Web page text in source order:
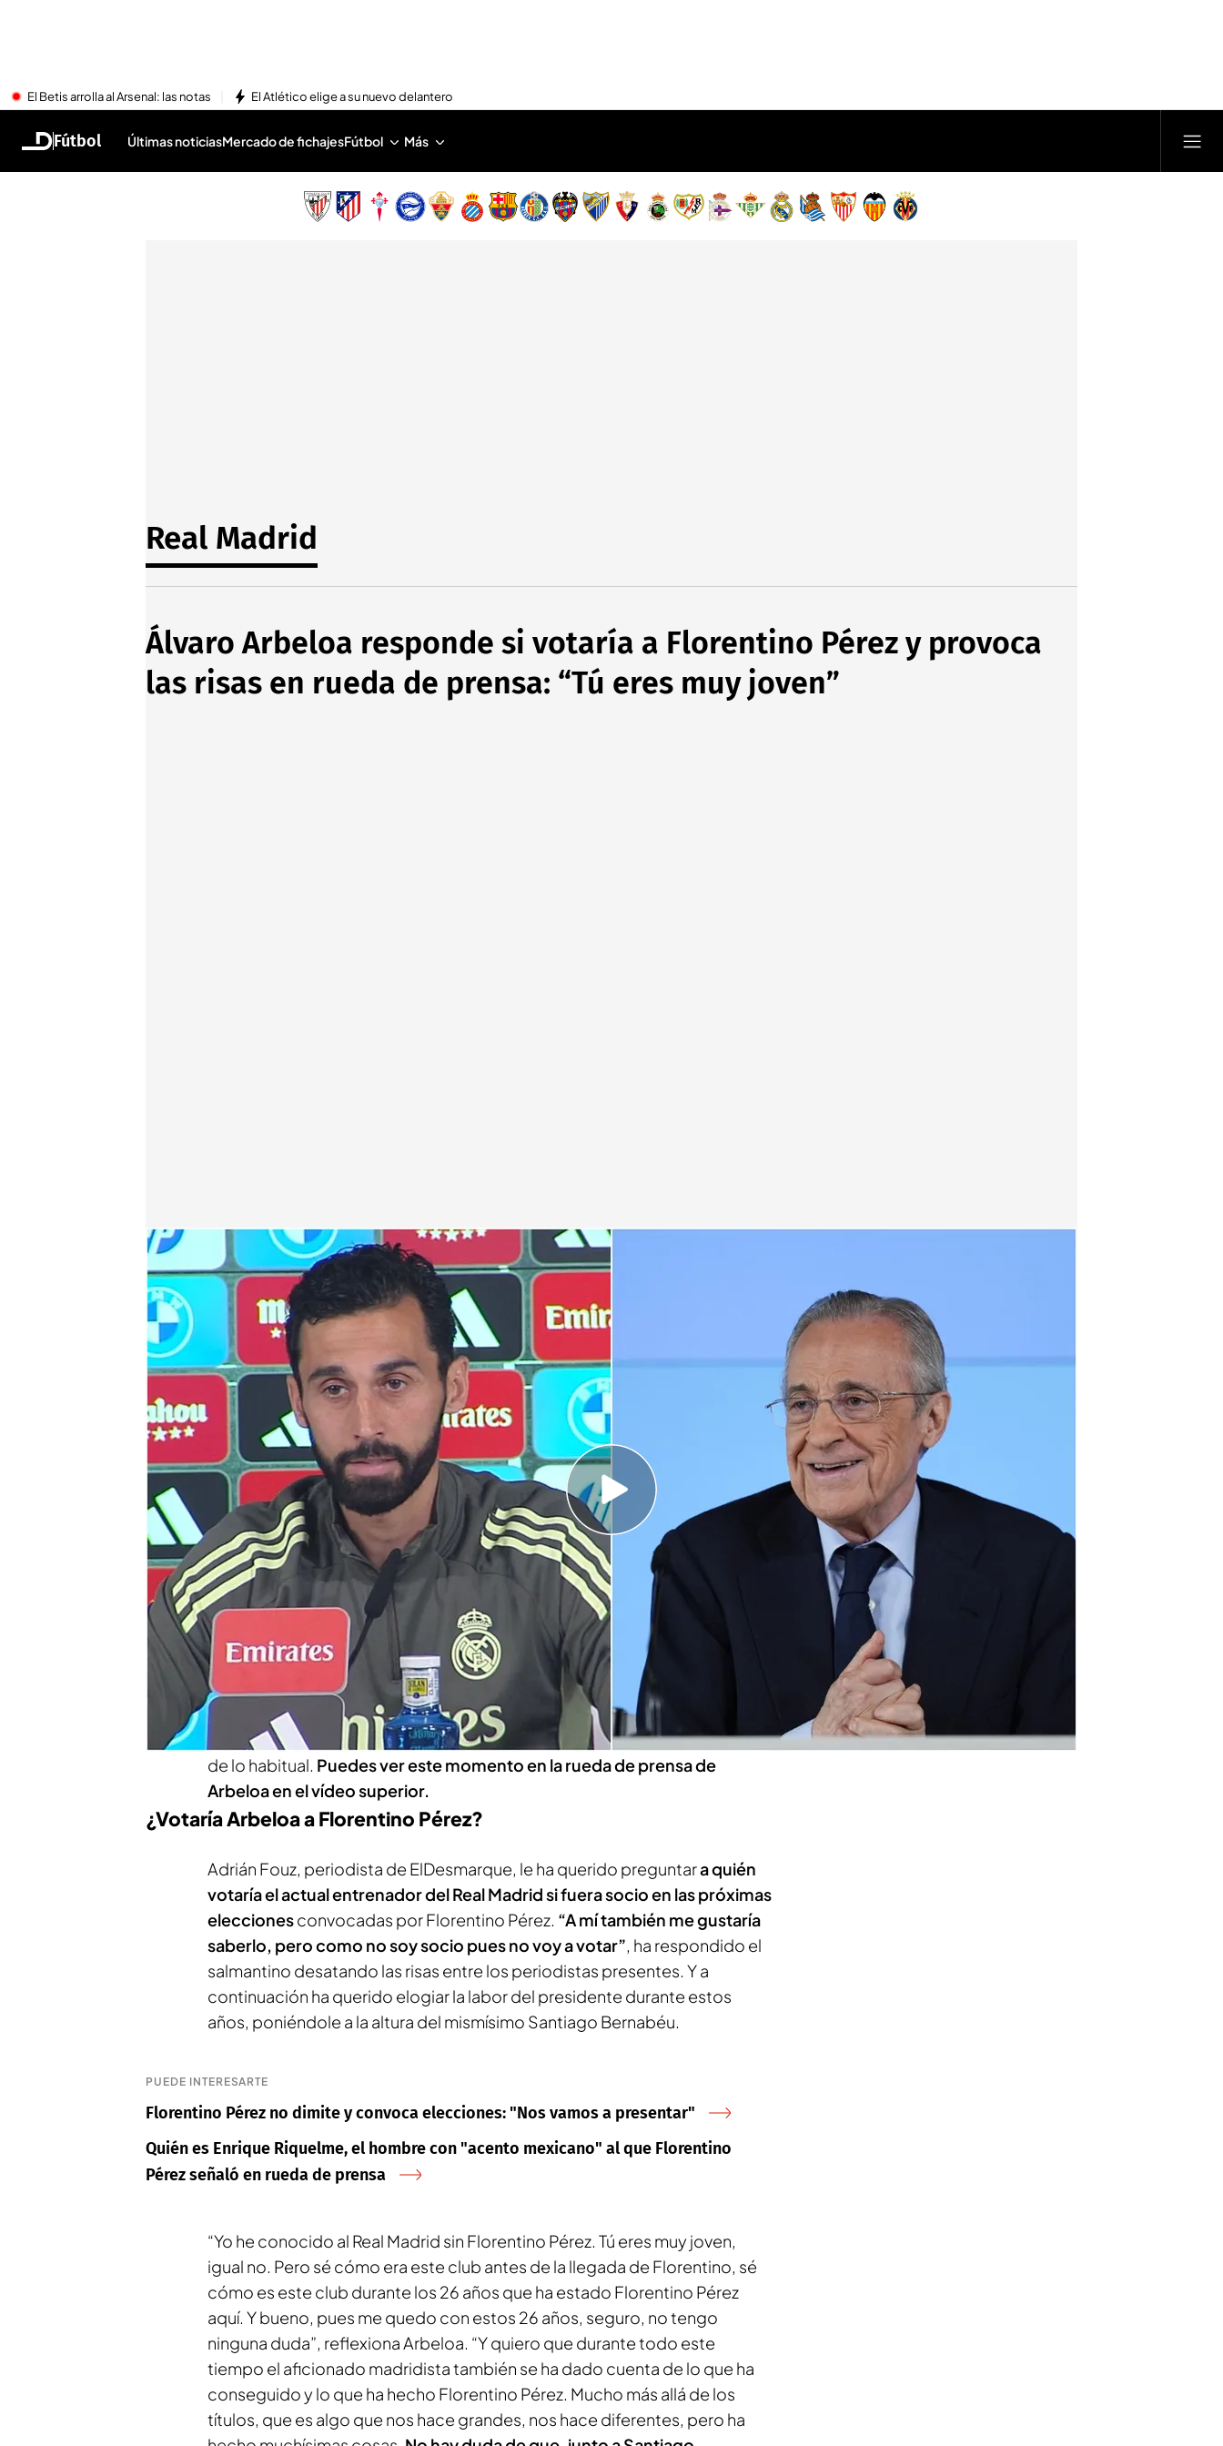
El Betis arrolla al Arsenal: las notas El Atlético elige a su nuevo delantero
Fútbol Últimas noticiasMercado de fichajesFútbol Más
Real Madrid
Álvaro Arbeloa responde si votaría a Florentino Pérez y provoca
las risas en rueda de prensa: “Tú eres muy joven”
Arbeloa responde si votaría a Florentino Pérez y provoca risas en rueda de prensa. ElDesmarque
Fran Duarte
Madrid, 13 MAY 2026 - 11:21h.
Arbeloa ha dado la cara y no ha dudado en defender a su presidente,
Florentino Pérez, tras su rueda de prensa
¿Puede fichar Florentino Pérez a José Mourinho antes de las
elecciones?
Compartir
Tras la polémica rueda de prensa de Florentino Pérez, le ha tocado a
Álvaro Arbeloa subir a la palestra y dar la cara
en la rueda de prensa previa
al partido contra el Real Oviedo de este próximo jueves 14 a las 21:30h. El
entrenador no ha dudado en valorar el discurso de su presidente con el
que se muestra afín y aprovecha para denunciar, de nuevo, el escándalo
del ‘caso Negreira’. Pero ha habido una pregunta que le ha sacado una
sonrisa al entrenador en una rueda de prensa que estaba siendo más tensa
de lo habitual. Puedes ver este momento en la rueda de prensa de
Arbeloa en el vídeo superior.
¿Votaría Arbeloa a Florentino Pérez?
Adrián Fouz, periodista de ElDesmarque, le ha querido preguntara quién
votaría el actual entrenador del Real Madrid si fuera socio en las próximas
eleccionesconvocadas por Florentino Pérez. “A mí también me gustaría
saberlo, pero como no soy socio pues no voy a votar”, ha respondido el
salmantino desatando las risas entre los periodistas presentes. Y a
continuación ha querido elogiar la labor del presidente durante estos
años, poniéndole a la altura del mismísimo Santiago Bernabéu.
PUEDE INTERESARTE
Florentino Pérez no dimite y convoca elecciones: "Nos vamos a presentar"
Quién es Enrique Riquelme, el hombre con "acento mexicano" al que Florentino
Pérez señaló en rueda de prensa
“Yo he conocido al Real Madrid sin Florentino Pérez. Tú eres muy joven,
igual no. Pero sé cómo era este club antes de la llegada de Florentino, sé
cómo es este club durante los 26 años que ha estado Florentino Pérez
aquí. Y bueno, pues me quedo con estos 26 años, seguro, no tengo
ninguna duda”, reflexiona Arbeloa. “Y quiero que durante todo este
tiempo el aficionado madridista también se ha dado cuenta de lo que ha
conseguido y lo que ha hecho Florentino Pérez. Mucho más allá de los
títulos, que es algo que nos hace grandes, nos hace diferentes, pero ha